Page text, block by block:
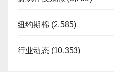
纽约期棉 (2,585)
行业动态(10,353)